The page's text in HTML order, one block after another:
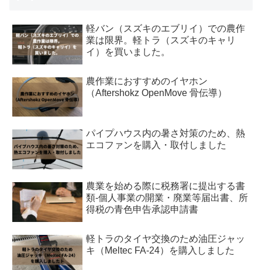
軽バン（スズキのエブリイ）での農作
業は限界。軽トラ（スズキのキャリ
イ）を買いました。
農作業におすすめのイヤホン
（Aftershokz OpenMove 骨伝導）
パイプハウス内の暑さ対策のため、熱
エコファンを購入・取付しました
農業を始める際に税務署に提出する書
類-個人事業の開業・廃業等届出書、所
得税の青色申告承認申請書
軽トラのタイヤ交換のため油圧ジャッ
キ（Meltec FA-24）を購入しました